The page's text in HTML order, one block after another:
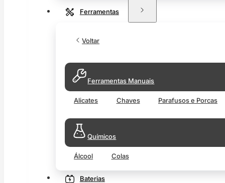
Ferramentas
Voltar
Ferramentas Manuais
Alicates Chaves Parafusos e Porcas
Químicos
Álcool Colas
Baterias